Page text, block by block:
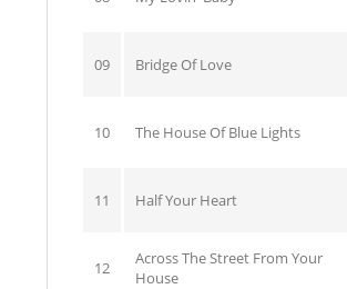
09 Bridge Of Love
10 The House Of Blue Lights
11 Half Your Heart
12
Across The Street From Your
House